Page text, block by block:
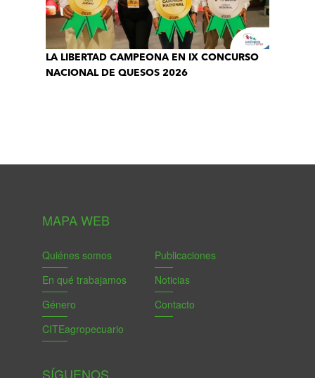
LA LIBERTAD CAMPEONA EN IX CONCURSO
NACIONAL DE QUESOS 2026
MAPA WEB
Quiénes somos
En qué trabajamos
Género
CITEagropecuario
Publicaciones
Noticias
Contacto
SÍGUENOS